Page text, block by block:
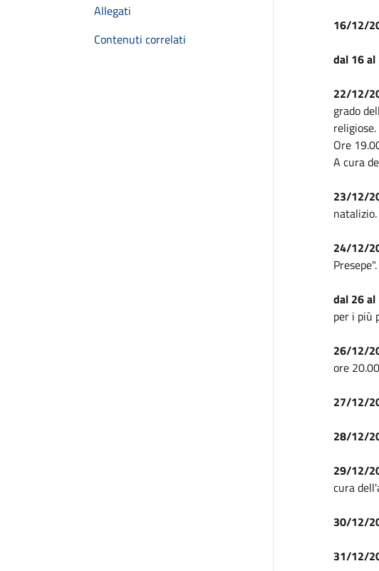
Allegati
Contenuti correlati
16/12/
dal 16 al
22/12/
grado
Ore
A cura
23/12/
natalizio.
24/12/
Presepe".
dal 26 al
per i più
26/12/
ore
27/12/
28/12/
29/12/
cura
30/12/
31/12/